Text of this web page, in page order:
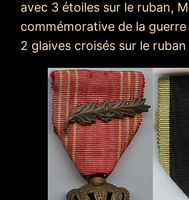
avec 3 étoiles sur le ruban,
commémorative de la
2 glaives croisés sur le ruban